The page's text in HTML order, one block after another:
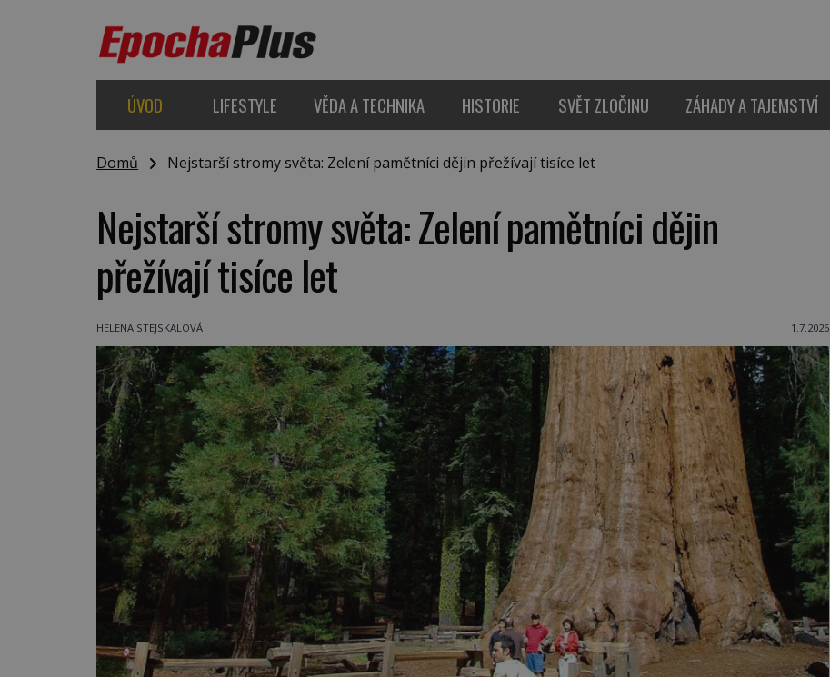
ÚVOD LIFESTYLE VĚDA A TECHNIKA HISTORIE SVĚT ZLOČINU ZÁHADY A TAJEMSTVÍ
Domů Nejstarší stromy světa: Zelení pamětníci dějin přežívají tisíce let
Nejstarší stromy světa: Zelení pamětníci dějin
přežívají tisíce let
HELENA STEJSKALOVÁ 1.7.2026